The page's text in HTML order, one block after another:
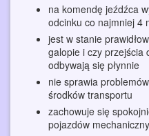
na komendę jeźdźca
odcinku co najmniej 4
jest w stanie
galopie i czy przejścia
odbywają się płynnie
nie sprawia
środków transportu
zachowuje się
pojazdów